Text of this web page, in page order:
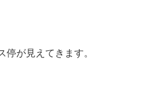
停が見えてきます。